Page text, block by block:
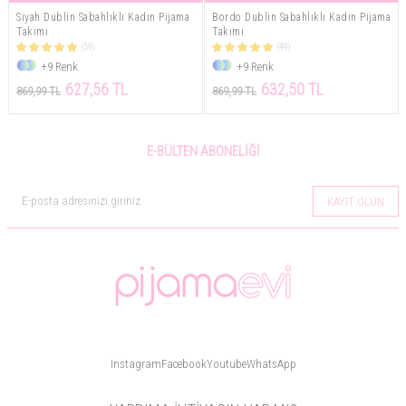
Siyah Dublin Sabahlıklı Kadın Pijama
Takımı
(59)
+9 Renk
869,99 TL 627,56 TL
Bordo Dublin Sabahlıklı Kadın Pijama
Takımı
(49)
+9 Renk
869,99 TL 632,50 TL
E-BÜLTEN ABONELIĞI
KAYIT OLUN
InstagramFacebookYoutubeWhatsApp